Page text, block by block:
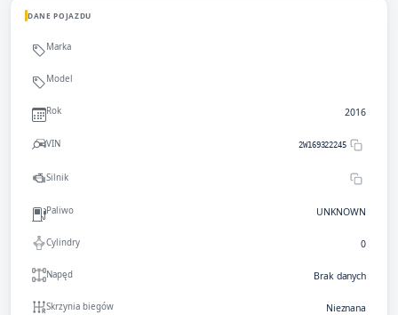
DANE POJAZDU
Marka
Model
Rok 2016
VIN 2W169322245
Silnik
Paliwo UNKNOWN
Cylindry 0
Napęd Brak danych
Skrzynia biegów Nieznana